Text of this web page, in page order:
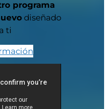
programa
diseñado
ti